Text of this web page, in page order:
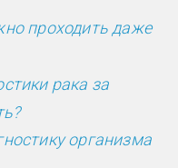
проходить даже
рака за
организма